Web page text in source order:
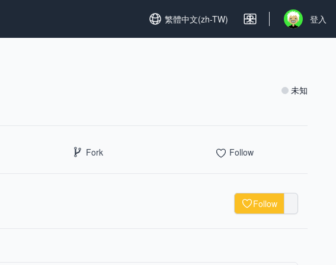
Set language
繁體中文(zh-TW) Open user
登入
未知
Fork Follow
Follow